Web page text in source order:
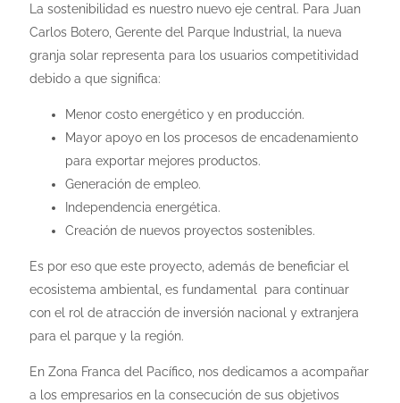
La sostenibilidad es nuestro nuevo eje central. Para Juan
Carlos Botero, Gerente del Parque Industrial, la nueva
granja solar representa para los usuarios competitividad
debido a que significa:
Menor costo energético y en producción.
Mayor apoyo en los procesos de encadenamiento
para exportar mejores productos.
Generación de empleo.
Independencia energética.
Creación de nuevos proyectos sostenibles.
Es por eso que este proyecto, además de beneficiar el
ecosistema ambiental, es fundamental para continuar
con el rol de atracción de inversión nacional y extranjera
para el parque y la región.
En Zona Franca del Pacífico, nos dedicamos a acompañar
a los empresarios en la consecución de sus objetivos